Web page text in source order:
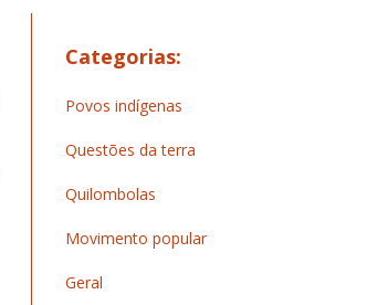
Categorias:
Povos indígenas
Questões da terra
Quilombolas
Movimento popular
Geral